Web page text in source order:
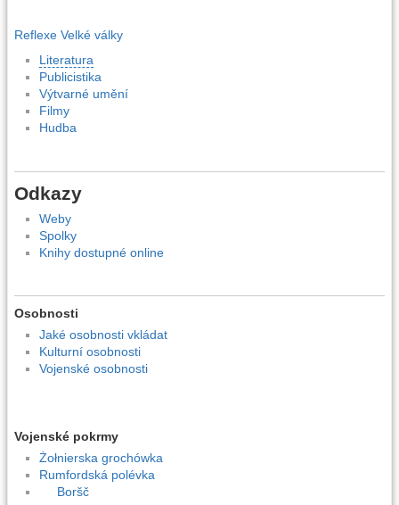
Reflexe Velké války
Literatura
Publicistika
Výtvarné umění
Filmy
Hudba
Odkazy
Weby
Spolky
Knihy dostupné online
Osobnosti
Jaké osobnosti vkládat
Kulturní osobnosti
Vojenské osobnosti
Vojenské pokrmy
Żołnierska grochówka
Rumfordská polévka
Boršč